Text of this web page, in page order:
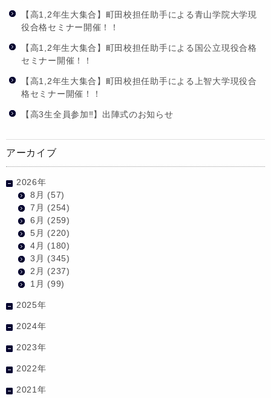
【高1,2年生大集合】町田校担任助手による青山学院大学現
役合格セミナー開催！！
【高1,2年生大集合】町田校担任助手による国公立現役合格
セミナー開催！！
【高1,2年生大集合】町田校担任助手による上智大学現役合
格セミナー開催！！
【高3生全員参加‼】出陣式のお知らせ
アーカイブ
2026年
8月 (57)
7月 (254)
6月 (259)
5月 (220)
4月 (180)
3月 (345)
2月 (237)
1月 (99)
2025年
2024年
2023年
2022年
2021年